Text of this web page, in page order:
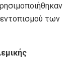
εντοπισμού των